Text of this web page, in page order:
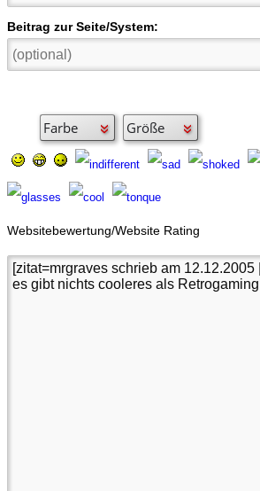
Beitrag zur Seite/System:
Websitebewertung/Website Rating